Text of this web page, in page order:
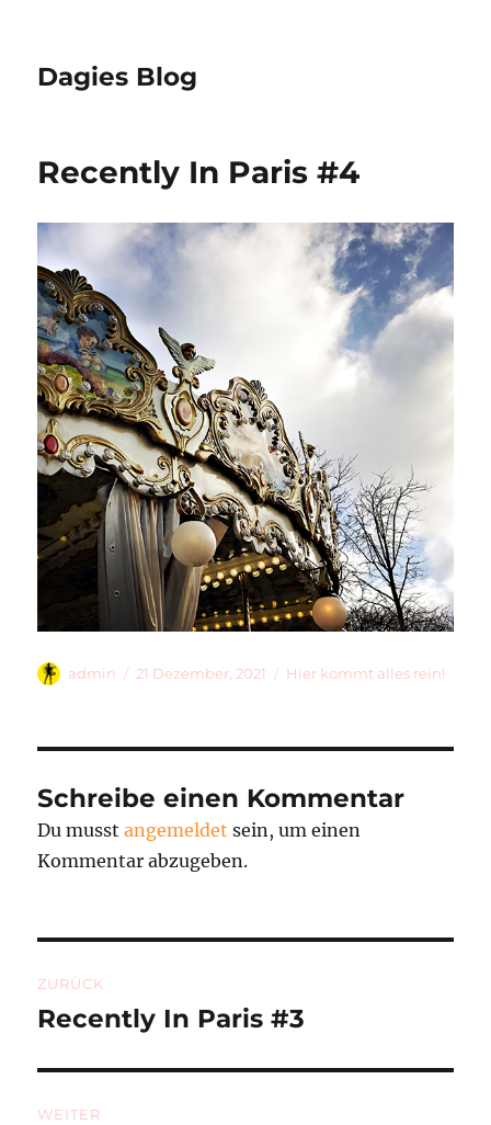
Dagies Blog
Recently In Paris #4
Autor
admin
Veröffentlicht
21 Dezember, 2021 Kategorien
Hier kommt alles rein!
Schreibe einen Kommentar
Du musstangemeldet sein, um einen
Kommentar abzugeben.
ZURÜCK
Vorheriger
Recently In Paris #3
WEITER